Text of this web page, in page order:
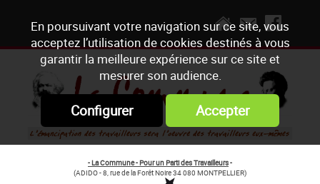
En poursuivant votre navigation sur ce site, vous
acceptez l’utilisation de cookies destinés à vous
garantir la meilleure expérience sur ce site et
mesurer son audience.
Configurer Accepter
- La Commune - Pour un Parti des Travailleurs-
(ADIDO - 8, rue de la Forêt Noire 34 080 MONTPELLIER)